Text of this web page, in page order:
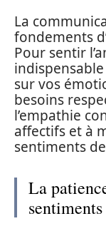
La
fondements
Pour sentir
indispensable
sur vos
besoins
l’empathie
affectifs et à
sentiments
La
sentiments